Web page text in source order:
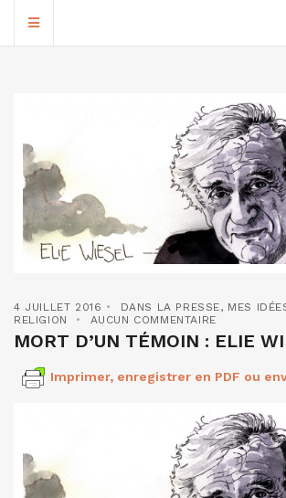
4 JUILLET 2016 DANS LA PRESSE, MES
RELIGION
AUCUN COMMENTAIRE
MORT D’UN TÉMOIN : ELIE
Imprimer, enregistrer en PDF ou